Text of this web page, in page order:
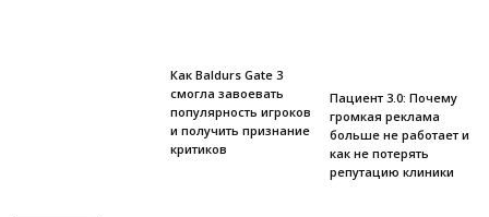
Как Baldurs Gate 3
смогла завоевать
популярность игроков
и получить признание
критиков
Пациент 3.0: Почему
громкая реклама
больше не работает и
как не потерять
репутацию клиники